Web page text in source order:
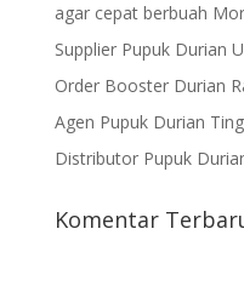
agar cepat berbuah
Supplier Pupuk Durian
Order Booster Durian
Agen Pupuk Durian
Distributor Pupuk
Komentar